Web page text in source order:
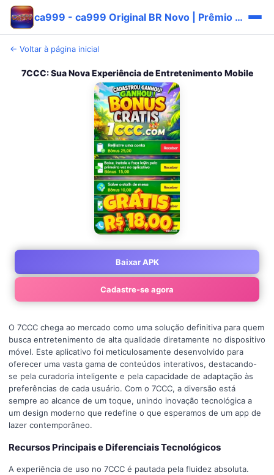
ca999 - ca999 Original BR Novo | Prêmio Hoje 🎯
← Voltar à página inicial
7CCC: Sua Nova Experiência de Entretenimento Mobile
Baixar APK
Cadastre-se agora
O 7CCC chega ao mercado como uma solução definitiva para quem
busca entretenimento de alta qualidade diretamente no dispositivo
móvel. Este aplicativo foi meticulosamente desenvolvido para
oferecer uma vasta gama de conteúdos interativos, destacando-
se pela curadoria inteligente e pela capacidade de adaptação às
preferências de cada usuário. Com o 7CCC, a diversão está
sempre ao alcance de um toque, unindo inovação tecnológica a
um design moderno que redefine o que esperamos de um app de
lazer contemporâneo.
Recursos Principais e Diferenciais Tecnológicos
A experiência de uso no 7CCC é pautada pela fluidez absoluta.